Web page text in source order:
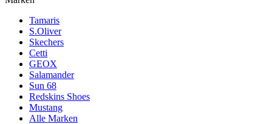
Tamaris
S.Oliver
Skechers
Cetti
GEOX
Salamander
Sun 68
Redskins Shoes
Mustang
Alle Marken